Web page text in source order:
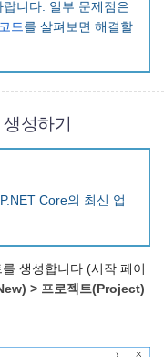
니다. 일부 문제점은
드를 살펴보면 해결할
성하기
Core의 최신 업
생성합니다 (시작 페이
> 프로젝트(Project)